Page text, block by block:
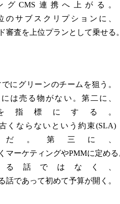
CMS連携へ上がる。
サブスクリプションに、
審査を上位プランとして乗せる
にグリーンのチームを狙う。
は売る物がない。第二に、
指標にする。
くならないという約束(SLA)
。第三に、
マーケティングやPMMに定める
話ではなく、
話であって初めて予算が開く。